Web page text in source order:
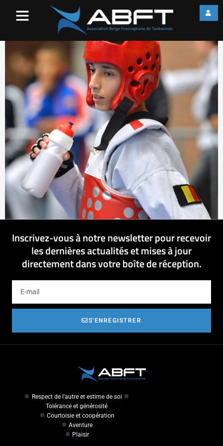
Inscrivez-vous à notre newsletter pour recevoir
les dernières actualités et mises à jour
directement dans votre boîte de réception.
S'ENREGISTRER
Respect de l'autre et estime de soi
Tolérance et générosité
Courtoisie et coopération
Aventure
Plaisir